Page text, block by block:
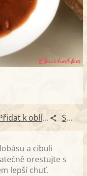
Přidat k oblíbeným Sdílet
a cibuli
orestujte s
lepší chuť.